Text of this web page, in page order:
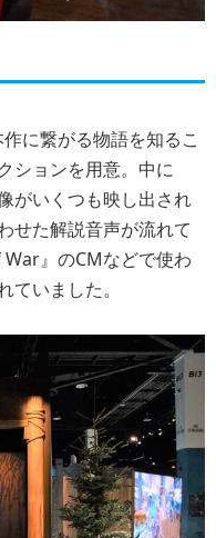
に繋がる物語を知るこ
ションを用意。中に
がいくつも映し出され
せた解説音声が流れて
』のCMなどで使わ
いました。